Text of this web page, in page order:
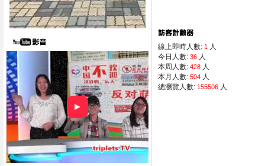
►
線上即時人數: 1 人
今日人數: 36 人
本周人數: 428 人
本月人數: 504 人
總瀏覽人數: 155506 人